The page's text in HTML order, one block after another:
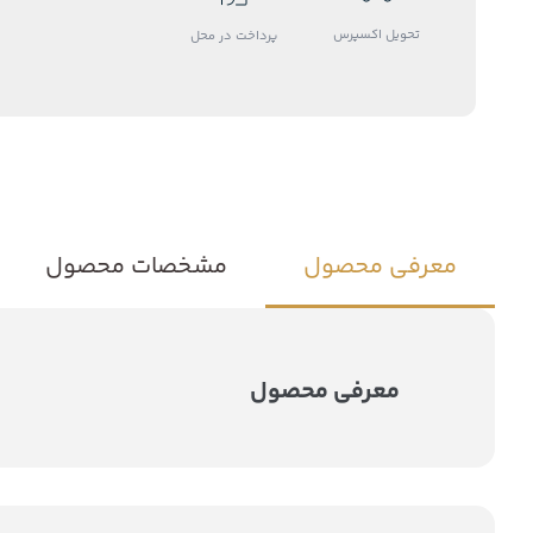
تحویل اکسپرس پرداخت در محل
معرفی محصول مشخصات محصول
معرفی محصول